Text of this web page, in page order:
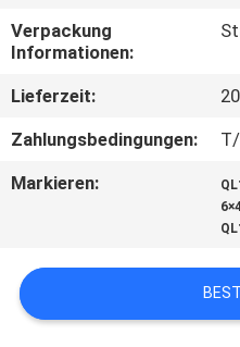
KONTAKT
MIT
UNS
RECHTSSACHEN
SITEMAP
Verpackung
Informationen:
Lieferzeit:
Zahlungsbedingungen:
Markieren: